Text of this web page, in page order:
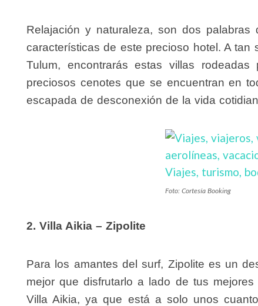
Relajación y naturaleza, son dos palabras
características de este precioso hotel. A
Tulum, encontrarás estas villas
preciosos cenotes que se encuentran en
escapada de desconexión de la vida
Foto: Cortesía Booking
2. Villa Aikia – Zipolite
Para los amantes del surf, Zipolite es un
mejor que disfrutarlo a lado de tus
Villa Aikia, ya que está a solo unos